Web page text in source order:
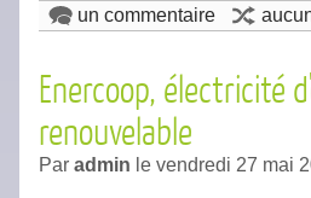
un commentaire
Enercoop, électricité
renouvelable
Par admin le vendredi 27 mai